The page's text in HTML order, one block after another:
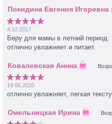
4.12.2017
Беру для мамы в летний период.
отлично увлажняет и питает.
19.06.2020
отлично увлажняет, легкая